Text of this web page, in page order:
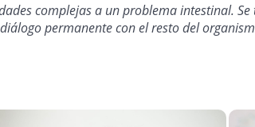
complejas a un problema intestinal.
permanente con el resto del